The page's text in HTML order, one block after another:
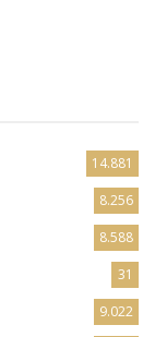
14.881
8.256
8.588
31
9.022